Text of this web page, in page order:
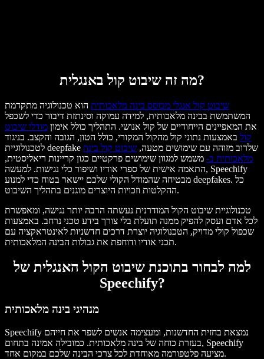
מה זה שיבוט קול באנגלית?
שיבוט קול אנגלי מבוסס בינה מלאכותית הוא טכנולוגיה מתקדמת
המשתמשת בבינה מלאכותית, למידה עמוקה וסינתזת דיבור כדי לשכפל
את המאפיינים הייחודיים של קול אנושי. התהליך כולל אימון מודלי שיבוט
קול באמצעות נתוני קול מהקול המקורי, כולל הטון, הגובה והקצב. בניגוד
לטכנולוגיית deepfake שלרוב מזוהה עם שימושים מטעה, שיבוט קול בינה
מלאכותית ב- משמש למגוון שימושים פרקטיים כגון קריינות ריאליסטית,
התאמה אישית של ספרי אודיו ושיפור כלי נגישות. למעשה, Speechify
מבטיחה שהמודל הקולי שלכם יישאר בטוח כדי למנוע deepfakes. כל
ההקלטות וזכויות היוצרים מוגנים בתהליך השיבוט.
טכנולוגיית שיבוט הקול המודרנית נעשתה הרבה יותר נגישה, ומאפשרת
לכל אדם ועסק להפיק ממנה תועלת בלי צורך בידע טכני נרחב. באמצעות
שכפול קולי מדויק, הטכנולוגיה יוצרת דרכים חדשניות לאינטראקציה עם
תכני אודיו ודוחפת את גבולות הבינה המלאכותית.
למה לבחור בתוכנת שיבוט הקול האנגלית של
Speechify?
מנהיגי בינה מלאכותית
Speechify נמצאת בחזית החדשנות, ומעצימה אנשים לשפר את חייהם
בעזרת כוחה של בינה מלאכותית. כמובילה אמינה בתחום, Speechify
מציעה פלטפורמה מאוחדת לכל צרכי הבינה שלכם במקום אחד.